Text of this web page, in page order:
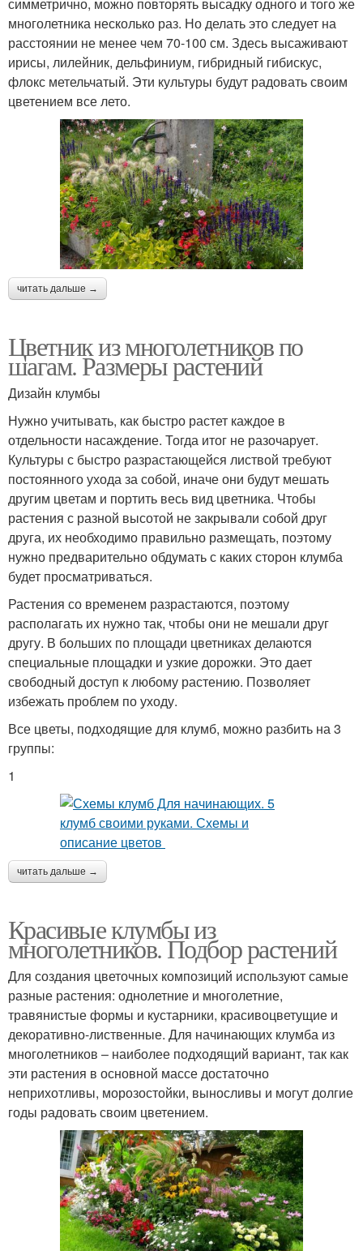
многолетника несколько раз. Но делать это следует на
расстоянии не менее чем 70-100 см. Здесь высаживают
ирисы, лилейник, дельфиниум, гибридный гибискус,
флокс метельчатый. Эти культуры будут радовать своим
цветением все лето.
читать дальше →
Цветник из многолетников по
шагам. Размеры растений
Дизайн клумбы
Нужно учитывать, как быстро растет каждое в
отдельности насаждение. Тогда итог не разочарует.
Культуры с быстро разрастающейся листвой требуют
постоянного ухода за собой, иначе они будут мешать
другим цветам и портить весь вид цветника. Чтобы
растения с разной высотой не закрывали собой друг
друга, их необходимо правильно размещать, поэтому
нужно предварительно обдумать с каких сторон клумба
будет просматриваться.
Растения со временем разрастаются, поэтому
располагать их нужно так, чтобы они не мешали друг
другу. В больших по площади цветниках делаются
специальные площадки и узкие дорожки. Это дает
свободный доступ к любому растению. Позволяет
избежать проблем по уходу.
Все цветы, подходящие для клумб, можно разбить на 3
группы:
1
читать дальше →
Красивые клумбы из
многолетников. Подбор растений
Для создания цветочных композиций используют самые
разные растения: однолетние и многолетние,
травянистые формы и кустарники, красивоцветущие и
декоративно-лиственные. Для начинающих клумба из
многолетников – наиболее подходящий вариант, так как
эти растения в основной массе достаточно
неприхотливы, морозостойки, выносливы и могут долгие
годы радовать своим цветением.